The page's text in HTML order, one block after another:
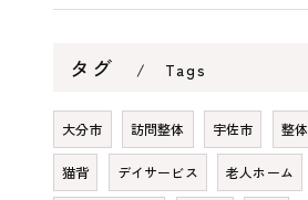
タグ Tags
大分市 訪問整体 宇佐市 整体
猫背 デイサービス 老人ホーム